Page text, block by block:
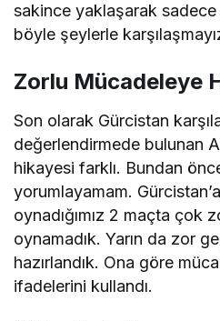
sakince yaklaşarak sadece
böyle şeylerle
Zorlu Mücadeleye
Son olarak Gürcistan
değerlendirmede bulunan
hikayesi farklı. Bundan
yorumlayamam.
oynadığımız 2 maçta çok
oynamadık. Yarın da zor
hazırlandık. Ona göre
ifadelerini kullandı.